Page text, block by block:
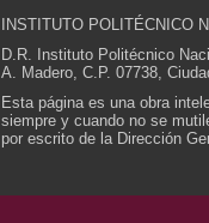
INSTITUTO POLITÉCNICO
D.R. Instituto Politécnico
A. Madero, C.P. 07738,
Esta página es una obra
siempre y cuando no se
por escrito de la Dirección